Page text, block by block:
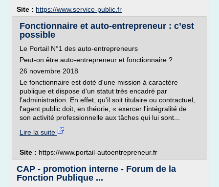
Site : https://www.service-public.fr
Fonctionnaire et auto-entrepreneur : c’est
possible
Le Portail N°1 des auto-entrepreneurs
Peut-on être auto-entrepreneur et fonctionnaire ?
26 novembre 2018
Le fonctionnaire est doté d'une mission à caractère
publique et dispose d'un statut très encadré par
l'administration. En effet, qu'il soit titulaire ou contractuel,
l'agent public doit, en théorie, « exercer l'intégralité de
son activité professionnelle aux tâches qui lui sont...
Lire la suite
Site : https://www.portail-autoentrepreneur.fr
CAP - promotion interne - Forum de la
Fonction Publique ...